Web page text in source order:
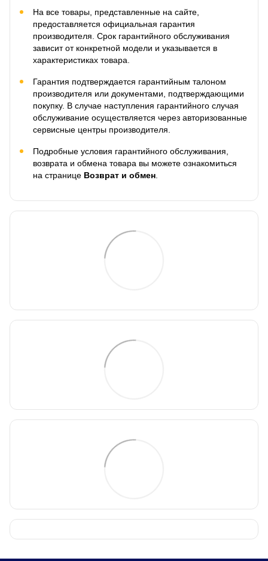
На все товары, представленные на сайте,
предоставляется официальная гарантия
производителя. Срок гарантийного обслуживания
зависит от конкретной модели и указывается в
характеристиках товара.
Гарантия подтверждается гарантийным талоном
производителя или документами, подтверждающими
покупку. В случае наступления гарантийного случая
обслуживание осуществляется через авторизованные
сервисные центры производителя.
Подробные условия гарантийного обслуживания,
возврата и обмена товара вы можете ознакомиться
на странице Возврат и обмен